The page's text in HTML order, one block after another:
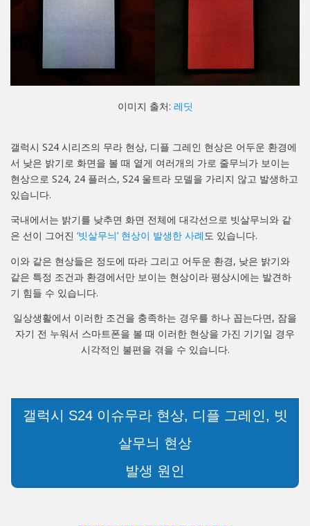
이미지 출처: 레딧
갤럭시 S24 시리즈의 무라 현상, 디플 그레인 현상은 어두운 환경에
서 낮은 밝기로 화면을 볼 때 옅게 여러개의 가로 줄무늬가 보이는
현상으로 S24, 24 플러스, S24 울트라 모델을 가리지 않고 발생하고
있습니다.
국내에서는 밝기를 낮추면 화면 전체에 대각선으로 빗살무늬와 같
은 선이 그어진 ‘빗살무늬’ 현상이 발생한 사례도 있습니다.
이와 같은 현상들은 정도에 따라 그리고 어두운 환경, 낮은 밝기와
같은 특정 조건과 환경에서만 보이는 현상이라 평상시에는 발견하
기 힘들 수 있습니다.
일상생활에서 이러한 조건을 충족하는 경우를 하나 꼽는다면, 잠을
자기 전 누워서 스마트폰을 볼 때 이러한 현상을 가진 기기일 경우
시각적인 불편을 겪을 수 있습니다.
갤럭시 S24 이슈무라 현상, 디플 그레인, 빗
살무늬 현상
발생 원인